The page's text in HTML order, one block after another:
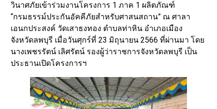
วินาศภัยเข้าร่วมงานโครงการ 1 ภาค 1 ผลิตภัณฑ์
“กรมธรรม์ประกันอัคคีภัยสำหรับศาสนสถาน” ณ ศาลา
เอนกประสงค์ วัดเสาธงทอง ตำบลท่าหิน อำเภอเมือง
จังหวัดลพบุรี เมื่อวันศุกร์ที่ 23 มิถุนายน 2566 ที่ผ่านมา โดย
นางเพชรรัตน์ เลิศรัตน์ รองผู้ว่าราชการจังหวัดลพบุรี เป็น
ประธานเปิดโครงการฯ